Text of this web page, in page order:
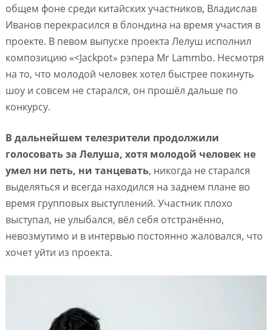
общем фоне среди китайских участников, Владислав
Иванов перекрасился в блондина на время участия в
проекте. В певом выпуске проекта Лелуш исполнил
композицию «<Jackpot» рэпера Mr Lammbo. Несмотря
на то, что молодой человек хотел быстрее покинуть
шоу и совсем не старался, он прошёл дальше по
конкурсу.
В дальнейшем телезрители продолжили
голосовать за Лелуша, хотя молодой человек не
умел ни петь, ни танцевать, никогда не старался
выделяться и всегда находился на заднем плане во
время групповых выступлений. Участник плохо
выступал, не улыбался, вёл себя отстранённо,
невозмутимо и в интервью постоянно жаловался, что
хочет уйти из проекта.